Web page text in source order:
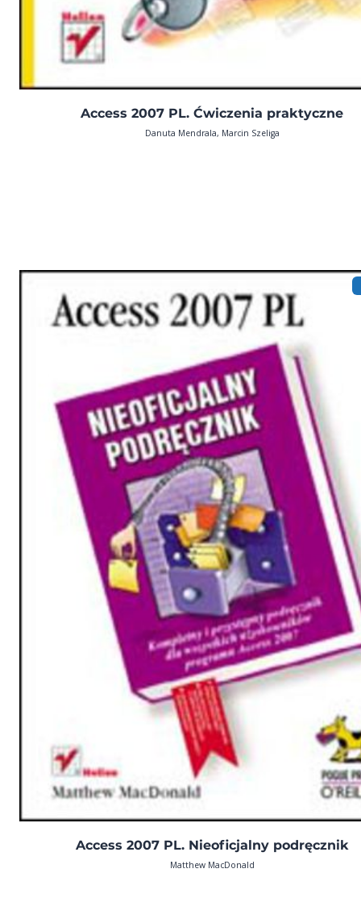
Access 2007 PL. Ćwiczenia praktyczne
Danuta Mendrala, Marcin Szeliga
Access 2007 PL. Nieoficjalny podręcznik
Matthew MacDonald